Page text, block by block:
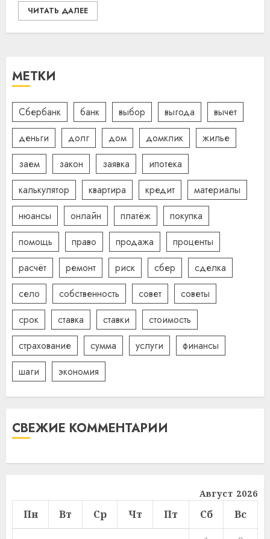
ЧИТАТЬ ДАЛЕЕ
МЕТКИ
Сбербанк банк выбор выгода
вычет
деньги
долг дом домклик
жилье
заем
закон заявка
ипотека
калькулятор
квартира кредит
материалы
нюансы
онлайн платёж
покупка
помощь
право продажа
проценты
расчёт
ремонт риск сбер
сделка
село
собственность совет
советы
срок
ставка ставки
стоимость
страхование
сумма услуги
финансы
шаги
экономия
СВЕЖИЕ КОММЕНТАРИИ
Август 2026
Пн Вт Ср Чт Пт Сб
Вс